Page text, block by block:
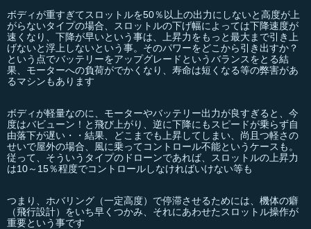
ボディが重すぎてスロットルを50％以上の出力にしないと高度が上
がらないタイプの場合、スロットルの下げ幅によっては下降速度が
速くなり、下降が早いという事は、上昇力をもっと最大まで引き上
げないと浮上しないという事。そのパワーをどこから引き出すか？
という点でバッテリーをアップグレードというバランスをとる結
果、モーターへの負荷がでかくなり、寿命は短くなる等の弊害があ
るマシンもあります
ボディが軽量なのに、モーターやバッテリー出力が良すぎると、今
度はバビューン！と飛び上がり、逆に下降にもスピードが乗らず自
由落下が遅い・・結果、どこまでも上昇してしまい、尚且つ軽さの
せいで屋外の場合、風に乗ってコントロール不能というケースも。
従って、そういうタイプのドローンであれば、スロットルの上昇力
は10～15％程度でコントロールしなければいけない等も
つまり、ホバリング（一定高度）で停滞させるためには、機体の癖
（飛行設計）をいち早くつかみ、それにあわせたスロットル操作が
重要という事です